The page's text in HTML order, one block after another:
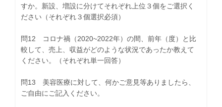
すか。新設、増設に分けてそれぞれ上位３個をご選択く
ださい（それぞれ３個選択必須）
問12 コロナ禍（2020~2022年）の間、前年（度）と比
較して、売上、収益がどのような状況であったか教えて
ください。（それぞれ単一回答）
問13 美容医療に対して、何かご意見等ありましたら、
ご自由にご記入ください。